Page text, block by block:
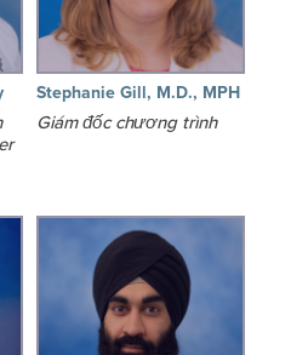
Stephanie Gill, M.D., MPH
Giám đốc chương trình